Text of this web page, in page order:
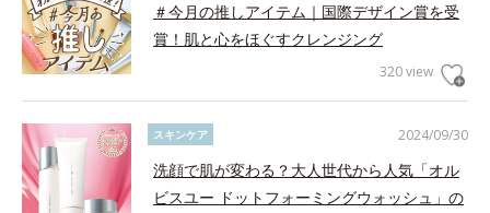
＃今月の推しアイテム｜国際デザイン賞を受
賞！肌と心をほぐすクレンジング
320 view
2024/09/30
スキンケア
洗顔で肌が変わる？大人世代から人気「オル
ビスユー ドットフォーミングウォッシュ」の